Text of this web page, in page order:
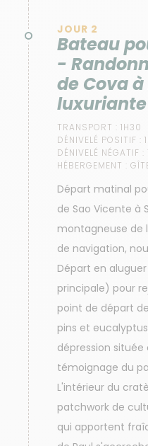
JOUR 2
Bateau
-
de Cova
TRANSPORT : 1H30
DÉNIVELÉ POSITIF :
DÉNIVELÉ NÉGATIF :
HÉBERGEMENT :
Départ matinal
de Sao Vicente à
montagneuse de
de navigation,
Départ en
principale) pour
point de départ
pins et
dépression située
témoignage du
L'intérieur du
patchwork de
qui apportent